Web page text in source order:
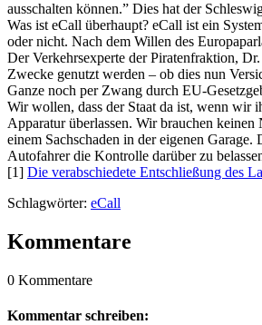
ausschalten können.” Dies hat der
Was ist eCall überhaupt? eCall ist ein
oder nicht. Nach dem Willen des
Der Verkehrsexperte der Piratenfraktion,
Zwecke genutzt werden – ob dies nun
Ganze noch per Zwang durch EU-
Wir wollen, dass der Staat da ist, wenn wir
Apparatur überlassen. Wir brauchen
einem Sachschaden in der eigenen
Autofahrer die Kontrolle darüber zu
[1] Die verabschiedete Entschließung des
Schlagwörter: eCall
Kommentare
0 Kommentare
Kommentar schreiben: